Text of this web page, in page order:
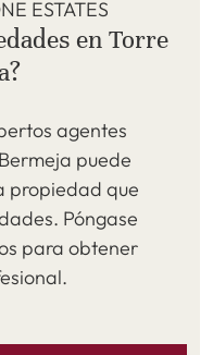
ESTATES
en Torre
agentes
puede
propiedad que
Póngase
para obtener